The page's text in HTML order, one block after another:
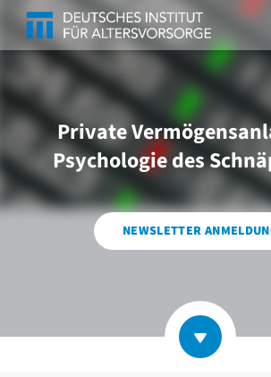
Private
Psychologie des
NEWSLETTER